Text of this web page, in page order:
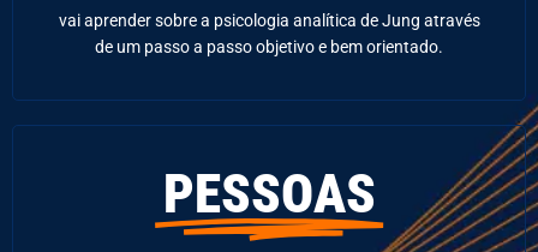
vai aprender sobre a psicologia analítica de Jung através
de um passo a passo objetivo e bem orientado.
PESSOAS